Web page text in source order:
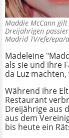
Maddie McCann
Dreijährigen
Madrid TV/efe/epa/
Madeleine
als sie und ihre
da Luz
Während ihre
Restaurant
Dreijährige aus
aus dem
bis heute ein